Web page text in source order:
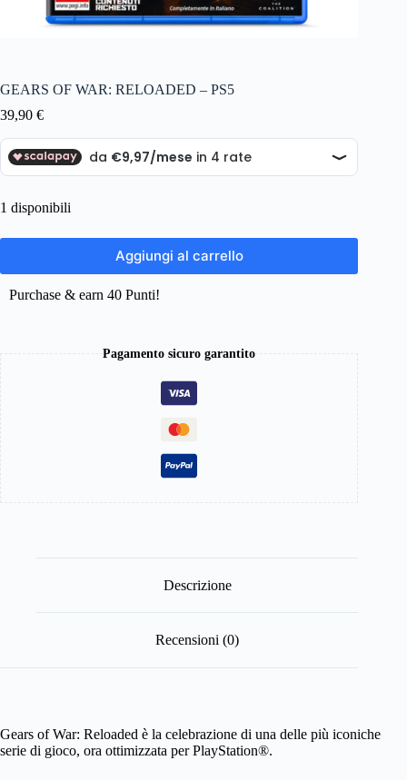
GEARS OF WAR: RELOADED – PS5
39,90 €
1 disponibili
Aggiungi al carrello
Purchase & earn 40 Punti!
Pagamento sicuro garantito
Descrizione
Recensioni (0)
Gears of War: Reloaded è la celebrazione di una delle più iconiche
serie di gioco, ora ottimizzata per PlayStation®.